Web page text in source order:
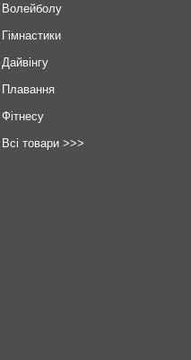
Волейболу
Гімнастики
Дайвінгу
Плавання
Фітнесу
Всі товари >>>